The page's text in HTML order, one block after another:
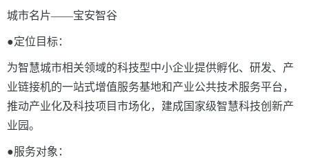
城市名片——宝安智谷
●定位目标：
为智慧城市相关领域的科技型中小企业提供孵化、研发、产
业链接机的一站式增值服务基地和产业公共技术服务平台，
推动产业化及科技项目市场化，建成国家级智慧科技创新产
业园。
●服务对象：